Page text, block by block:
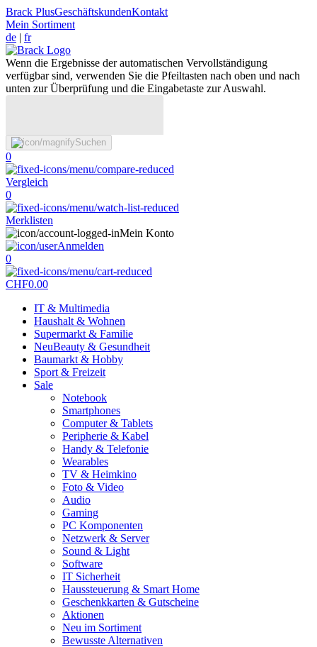
Brack PlusGeschäftskundenKontakt
Mein Sortiment
de | fr
Wenn die Ergebnisse der automatischen Vervollständigung
verfügbar sind, verwenden Sie die Pfeiltasten nach oben und nach
unten zur Überprüfung und die Eingabetaste zur Auswahl.
Suchen
0
Vergleich
0
Merklisten
Mein Konto
Anmelden
0
CHF0.00
IT & Multimedia
Haushalt & Wohnen
Supermarkt & Familie
NeuBeauty & Gesundheit
Baumarkt & Hobby
Sport & Freizeit
Sale
Notebook
Smartphones
Computer & Tablets
Peripherie & Kabel
Handy & Telefonie
Wearables
TV & Heimkino
Foto & Video
Audio
Gaming
PC Komponenten
Netzwerk & Server
Sound & Light
Software
IT Sicherheit
Haussteuerung & Smart Home
Geschenkkarten & Gutscheine
Aktionen
Neu im Sortiment
Bewusste Alternativen